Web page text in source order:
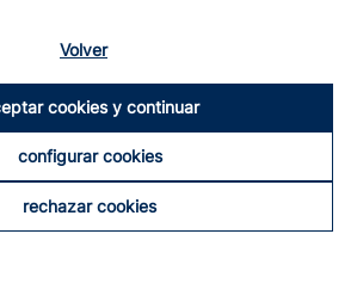
Volver
cookies y continuar
configurar cookies
rechazar cookies